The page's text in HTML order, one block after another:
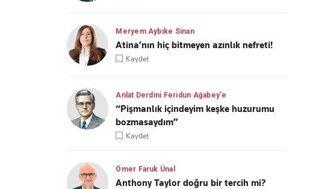
Meryem Aybike Sinan
Atina’nın hiç bitmeyen azınlık nefreti!
Kaydet
Anlat Derdini Feridun Ağabey'e
“Pişmanlık içindeyim keşke huzurumu
bozmasaydım”
Kaydet
Ömer Faruk Ünal
Anthony Taylor doğru bir tercih mi?